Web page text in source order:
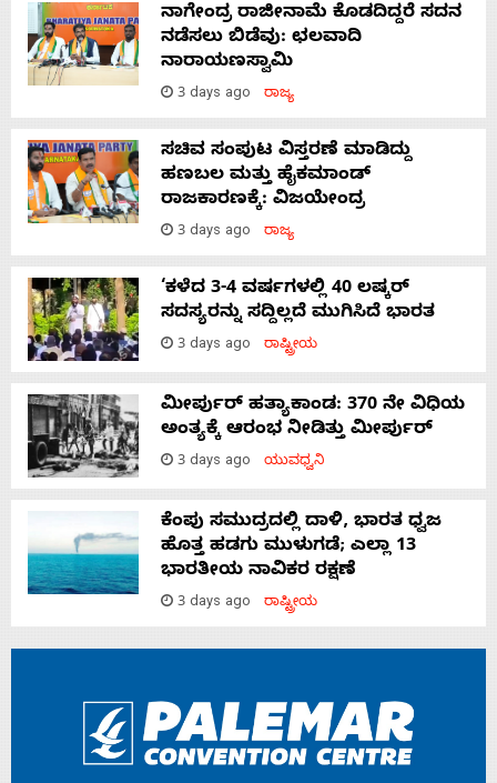
ನಾಗೇಂದ್ರ ರಾಜೀನಾಮೆ ಕೊಡದಿದ್ದರೆ ಸದನ
ನಡೆಸಲು ಬಿಡೆವು: ಛಲವಾದಿ
ನಾರಾಯಣಸ್ವಾಮಿ
3 days ago ರಾಜ್ಯ
ಸಚಿವ ಸಂಪುಟ ವಿಸ್ತರಣೆ ಮಾಡಿದ್ದು
ಹಣಬಲ ಮತ್ತು ಹೈಕಮಾಂಡ್
ರಾಜಕಾರಣಕ್ಕೆ: ವಿಜಯೇಂದ್ರ
3 days ago ರಾಜ್ಯ
‘ಕಳೆದ 3-4 ವರ್ಷಗಳಲ್ಲಿ 40 ಲಷ್ಕರ್
ಸದಸ್ಯರನ್ನು ಸದ್ದಿಲ್ಲದೆ ಮುಗಿಸಿದೆ ಭಾರತ
3 days ago ರಾಷ್ಟ್ರೀಯ
ಮೀರ್ಪುರ್ ಹತ್ಯಾಕಾಂಡ: 370 ನೇ ವಿಧಿಯ
ಅಂತ್ಯಕ್ಕೆ ಆರಂಭ ನೀಡಿತ್ತು ಮೀರ್ಪುರ್
3 days ago ಯುವಧ್ವನಿ
ಕೆಂಪು ಸಮುದ್ರದಲ್ಲಿ ದಾಳಿ, ಭಾರತ ಧ್ವಜ
ಹೊತ್ತ ಹಡಗು ಮುಳುಗಡೆ; ಎಲ್ಲಾ 13
ಭಾರತೀಯ ನಾವಿಕರ ರಕ್ಷಣೆ
3 days ago ರಾಷ್ಟ್ರೀಯ